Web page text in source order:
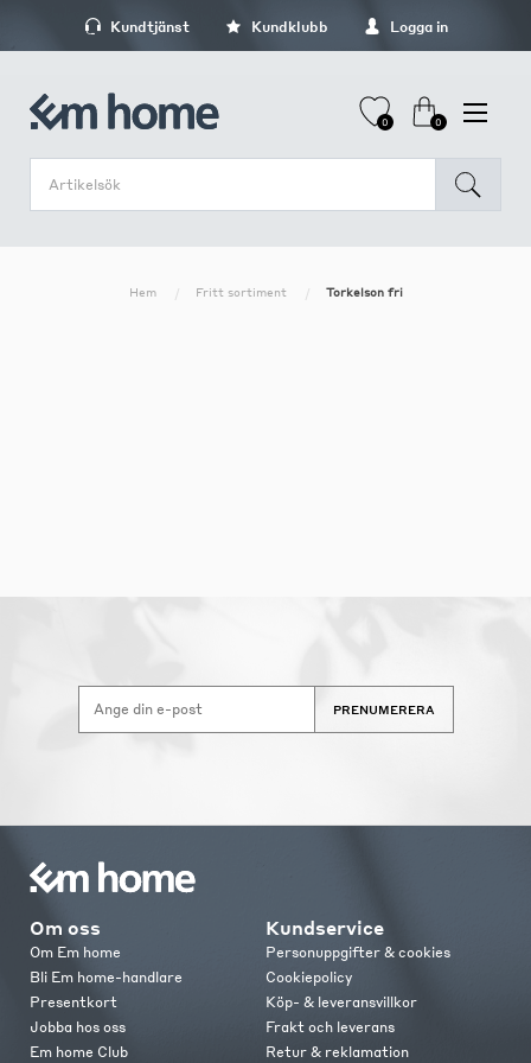
Kundtjänst Kundklubb Logga in
0 0
Hem Fritt sortiment Torkelson fri
PRENUMERERA
Om oss
Om Em home
Bli Em home-handlare
Presentkort
Jobba hos oss
Em home Club
Kundservice
Personuppgifter & cookies
Cookiepolicy
Köp- & leveransvillkor
Frakt och leverans
Retur & reklamation